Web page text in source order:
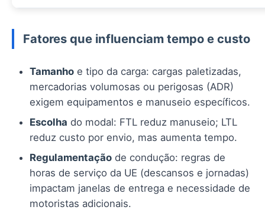
Fatores que influenciam tempo e custo
Tamanho e tipo da carga: cargas paletizadas,
mercadorias volumosas ou perigosas (ADR)
exigem equipamentos e manuseio específicos.
Escolha do modal: FTL reduz manuseio; LTL
reduz custo por envio, mas aumenta tempo.
Regulamentação de condução: regras de
horas de serviço da UE (descansos e jornadas)
impactam janelas de entrega e necessidade de
motoristas adicionais.